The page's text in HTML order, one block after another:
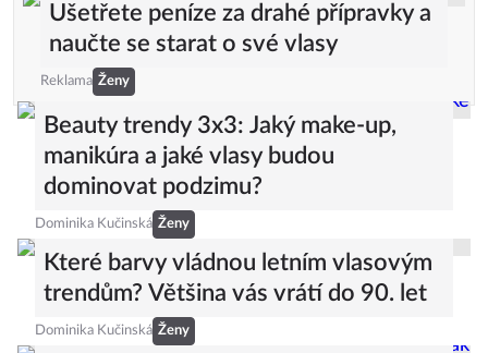
Ušetřete peníze za drahé přípravky a
naučte se starat o své vlasy
Reklama Ženy
Beauty trendy 3x3: Jaký make-up,
manikúra a jaké vlasy budou
dominovat podzimu?
Dominika Kučinská Ženy
Které barvy vládnou letním vlasovým
trendům? Většina vás vrátí do 90. let
Dominika Kučinská Ženy